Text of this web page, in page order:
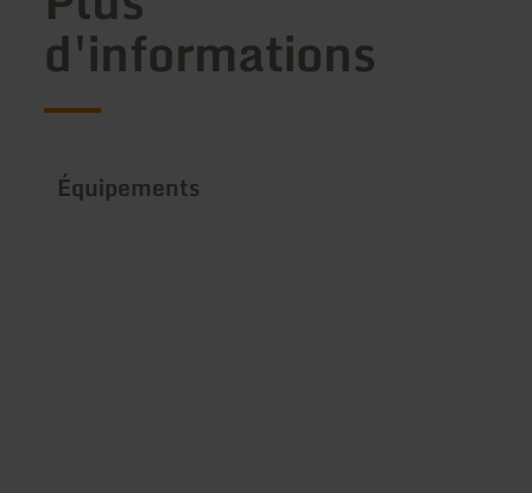
d'informations
Équipements